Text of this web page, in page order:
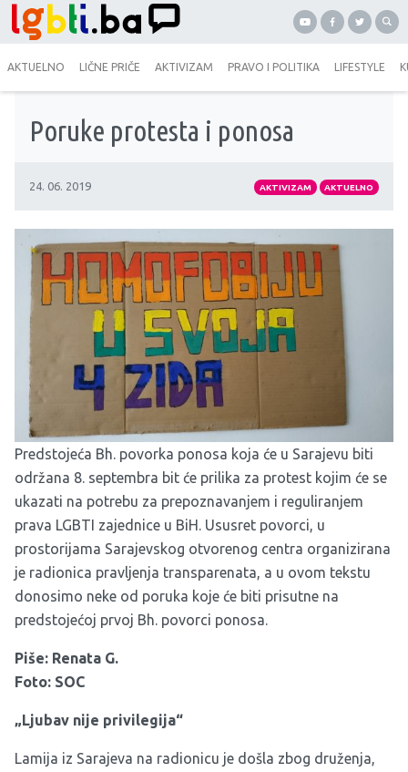
AKTUELNO LIČNE PRIČE AKTIVIZAM PRAVO I POLITIKA LIFESTYLE
Poruke protesta i ponosa
24. 06. 2019 AKTIVIZAM AKTUELNO
Predstojeća Bh. povorka ponosa koja će u Sarajevu biti
održana 8. septembra bit će prilika za protest kojim će se
ukazati na potrebu za prepoznavanjem i reguliranjem
prava LGBTI zajednice u BiH. Ususret povorci, u
prostorijama Sarajevskog otvorenog centra organizirana
je radionica pravljenja transparenata, a u ovom tekstu
donosimo neke od poruka koje će biti prisutne na
predstojećoj prvoj Bh. povorci ponosa.
Piše: Renata G.
Foto: SOC
„Ljubav nije privilegija“
Lamija iz Sarajeva na radionicu je došla zbog druženja,